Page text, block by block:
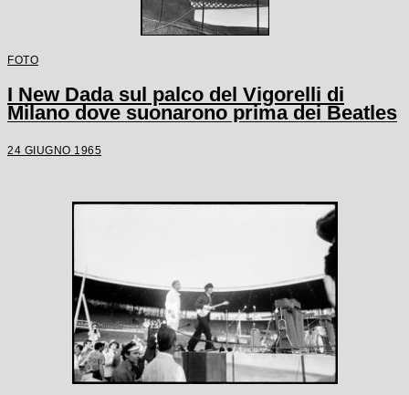
FOTO
I New Dada sul palco del Vigorelli di
Milano dove suonarono prima dei Beatles
24 GIUGNO 1965